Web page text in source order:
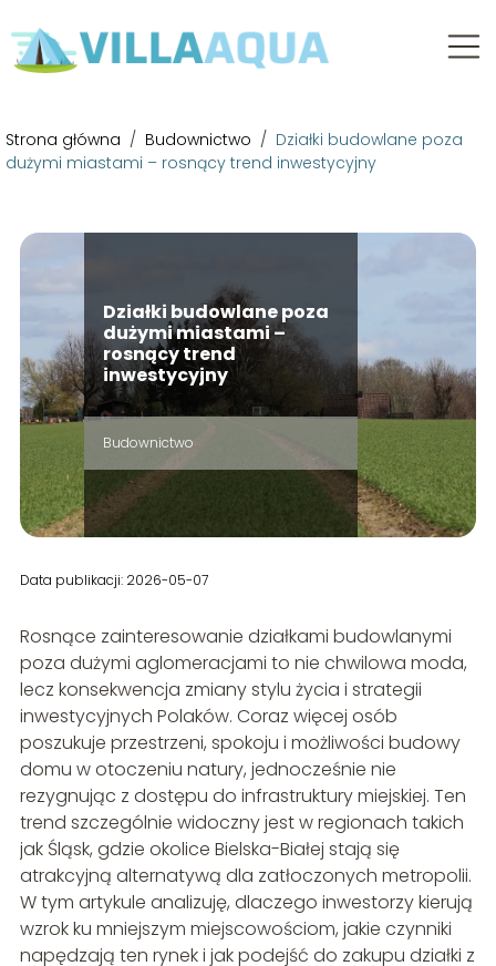
Strona główna / Budownictwo / Działki budowlane poza
dużymi miastami – rosnący trend inwestycyjny
Działki budowlane poza
dużymi miastami –
rosnący trend
inwestycyjny
Budownictwo
Data publikacji: 2026-05-07
Rosnące zainteresowanie działkami budowlanymi
poza dużymi aglomeracjami to nie chwilowa moda,
lecz konsekwencja zmiany stylu życia i strategii
inwestycyjnych Polaków. Coraz więcej osób
poszukuje przestrzeni, spokoju i możliwości budowy
domu w otoczeniu natury, jednocześnie nie
rezygnując z dostępu do infrastruktury miejskiej. Ten
trend szczególnie widoczny jest w regionach takich
jak Śląsk, gdzie okolice Bielska-Białej stają się
atrakcyjną alternatywą dla zatłoczonych metropolii.
W tym artykule analizuję, dlaczego inwestorzy kierują
wzrok ku mniejszym miejscowościom, jakie czynniki
napędzają ten rynek i jak podejść do zakupu działki z